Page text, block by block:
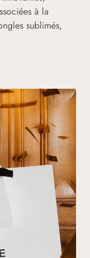
à la
sublimés,